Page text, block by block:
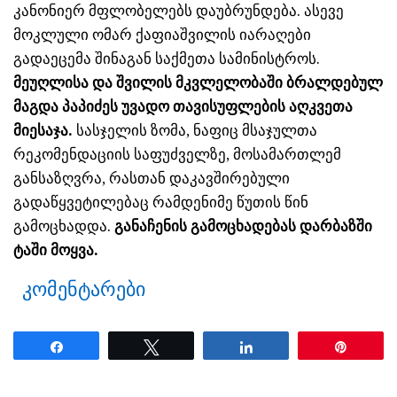
კანონიერ მფლობელებს დაუბრუნდება. ასევე
მოკლული ომარ ქაფიაშვილის იარაღები
გადაეცემა შინაგან საქმეთა სამინისტროს.
მეუღლისა და შვილის მკვლელობაში ბრალდებულ
მაგდა პაპიძეს უვადო თავისუფლების აღკვეთა
მიესაჯა. სასჯელის ზომა, ნაფიც მსაჯულთა
რეკომენდაციის საფუძველზე, მოსამართლემ
განსაზღვრა, რასთან დაკავშირებული
გადაწყვეტილებაც რამდენიმე წუთის წინ
გამოცხადდა. განაჩენის გამოცხადებას დარბაზში
ტაში მოყვა.
კომენტარები